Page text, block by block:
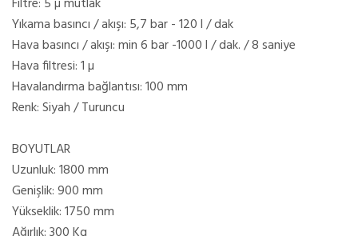
Yıkama basıncı / akışı: 5,7 bar - 120 l / dak
Hava basıncı / akışı: min 6 bar -1000 l / dak. / 8 saniye
Hava filtresi: 1 µ
Havalandırma bağlantısı: 100 mm
Renk: Siyah / Turuncu
BOYUTLAR
Uzunluk: 1800 mm
Genişlik: 900 mm
Yükseklik: 1750 mm